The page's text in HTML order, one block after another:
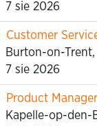
7 sie 2026
Customer
Burton-on-Trent,
7 sie 2026
Product Manager
Kapelle-op-den-